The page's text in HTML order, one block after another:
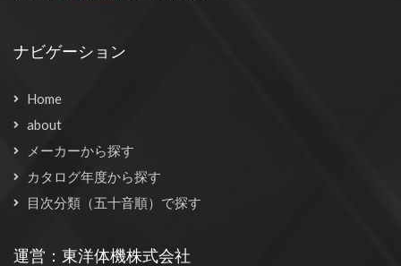
ナビゲーション
Home
about
メーカーから探す
カタログ年度から探す
目次分類（五十音順）で探す
運営：東洋体機株式会社